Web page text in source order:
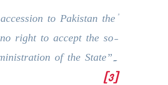
"
to Pakistan the
right to accept the so-
of the State”.
[3]